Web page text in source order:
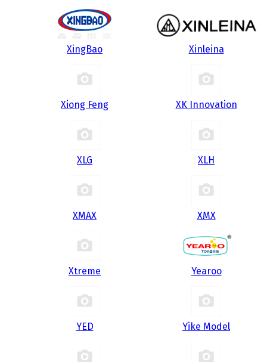
XingBao Xinleina
Xiong Feng XK Innovation
XLG XLH
XMAX XMX
Xtreme Yearoo
YED Yike Model